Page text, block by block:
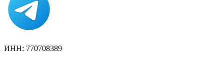
ИНН: 770708389